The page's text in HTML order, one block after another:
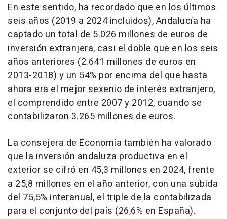
En este sentido, ha recordado que en los últimos
seis años (2019 a 2024 incluidos), Andalucía ha
captado un total de 5.026 millones de euros de
inversión extranjera, casi el doble que en los seis
años anteriores (2.641 millones de euros en
2013-2018) y un 54% por encima del que hasta
ahora era el mejor sexenio de interés extranjero,
el comprendido entre 2007 y 2012, cuando se
contabilizaron 3.265 millones de euros.
La consejera de Economía también ha valorado
que la inversión andaluza productiva en el
exterior se cifró en 45,3 millones en 2024, frente
a 25,8 millones en el año anterior, con una subida
del 75,5% interanual, el triple de la contabilizada
para el conjunto del país (26,6% en España).